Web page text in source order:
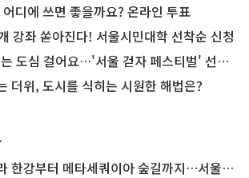
디에 쓰면 좋을까요? 온라인 투표
강좌 쏟아진다! 서울시민대학 선착순 신청
심 걸어요…'서울 걷자 페스티벌' 선착순 5천명
더위, 도시를 식히는 시원한 해법은?
부터 메타세쿼이아 숲길까지…서울둘레길 15코스